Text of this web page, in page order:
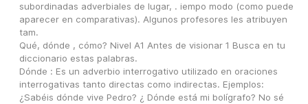
subordinadas adverbiales de lugar, . iempo modo (como puede
aparecer en comparativas). Algunos profesores les atribuyen
tam.
Qué, dónde , cómo? Nivel A1 Antes de visionar 1 Busca en tu
diccionario estas palabras.
Dónde : Es un adverbio interrogativo utilizado en oraciones
interrogativas tanto directas como indirectas. Ejemplos:
¿Sabéis dónde vive Pedro? ¿ Dónde está mi bolígrafo? No sé